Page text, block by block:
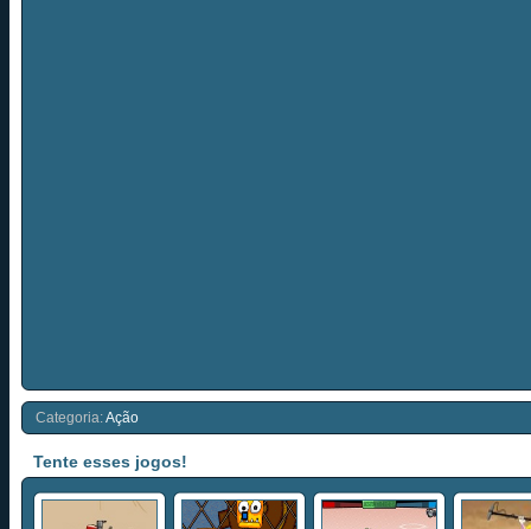
Categoria:Ação
Tente esses jogos!